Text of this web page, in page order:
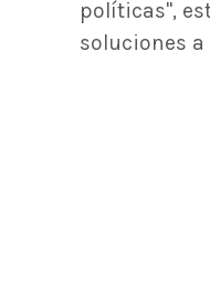
políticas",
soluciones